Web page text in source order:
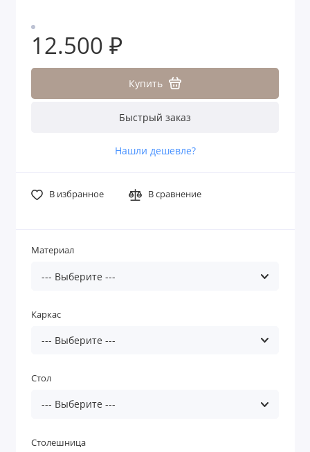
12.500 ₽
Купить
Быстрый заказ
Нашли дешевле?
В избранное В сравнение
Материал
Каркас
Стол
Столешница